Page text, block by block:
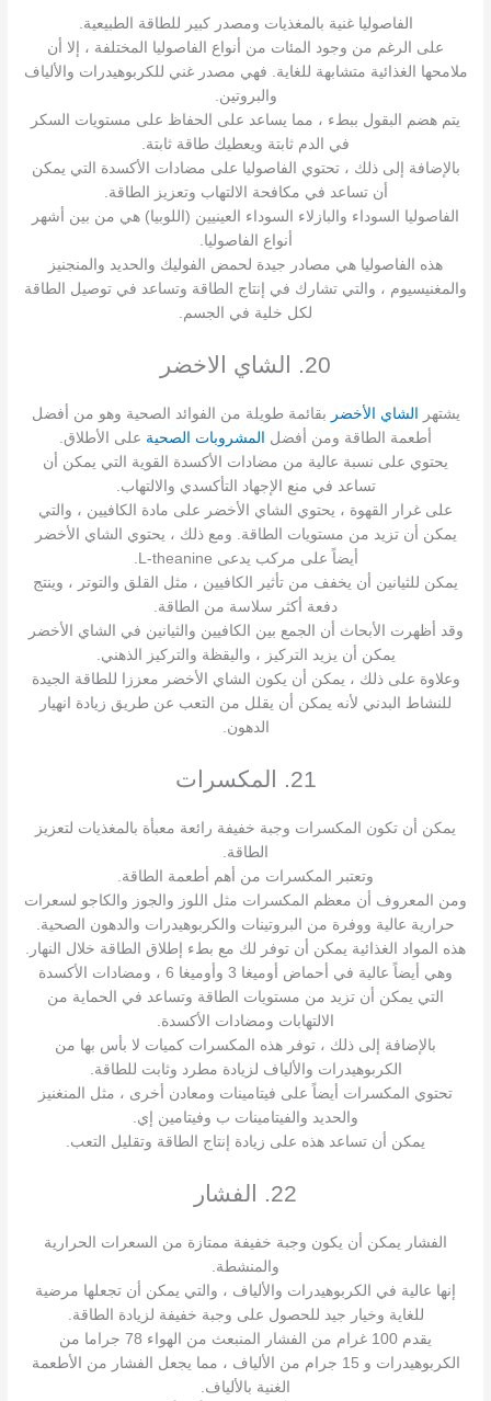
الفاصوليا غنية بالمغذيات ومصدر كبير للطاقة الطبيعية.
على الرغم من وجود المئات من أنواع الفاصوليا المختلفة ، إلا أن
ملامحها الغذائية متشابهة للغاية. فهي مصدر غني للكربوهيدرات والألياف
والبروتين.
يتم هضم البقول ببطء ، مما يساعد على الحفاظ على مستويات السكر
في الدم ثابتة ويعطيك طاقة ثابتة.
بالإضافة إلى ذلك ، تحتوي الفاصوليا على مضادات الأكسدة التي يمكن
أن تساعد في مكافحة الالتهاب وتعزيز الطاقة.
الفاصوليا السوداء والبازلاء السوداء العينيين (اللوبيا) هي من بين أشهر
أنواع الفاصوليا.
هذه الفاصوليا هي مصادر جيدة لحمض الفوليك والحديد والمنجنيز
والمغنيسيوم ، والتي تشارك في إنتاج الطاقة وتساعد في توصيل الطاقة
لكل خلية في الجسم.
20. الشاي الاخضر
يشتهر الشاي الأخضر بقائمة طويلة من الفوائد الصحية وهو من أفضل
أطعمة الطاقة ومن أفضل
المشروبات الصحية على الأطلاق.
يحتوي على نسبة عالية من مضادات الأكسدة القوية التي يمكن أن
تساعد في منع الإجهاد التأكسدي والالتهاب.
على غرار القهوة ، يحتوي الشاي الأخضر على مادة الكافيين ، والتي
يمكن أن تزيد من مستويات الطاقة. ومع ذلك ، يحتوي الشاي الأخضر
أيضاً على مركب يدعى L-theanine.
يمكن للثيانين أن يخفف من تأثير الكافيين ، مثل القلق والتوتر ، وينتج
دفعة أكثر سلاسة من الطاقة.
وقد أظهرت الأبحاث أن الجمع بين الكافيين والثيانين في الشاي الأخضر
يمكن أن يزيد التركيز ، واليقظة والتركيز الذهني.
وعلاوة على ذلك ، يمكن أن يكون الشاي الأخضر معززا للطاقة الجيدة
للنشاط البدني لأنه يمكن أن يقلل من التعب عن طريق زيادة انهيار
الدهون.
21. المكسرات
يمكن أن تكون المكسرات وجبة خفيفة رائعة معبأة بالمغذيات لتعزيز
الطاقة.
وتعتبر المكسرات من أهم أطعمة الطاقة.
ومن المعروف أن معظم المكسرات مثل اللوز والجوز والكاجو لسعرات
حرارية عالية ووفرة من البروتينات والكربوهيدرات والدهون الصحية.
هذه المواد الغذائية يمكن أن توفر لك مع بطء إطلاق الطاقة خلال النهار.
وهي أيضاً عالية في أحماض أوميغا 3 وأوميغا 6 ، ومضادات الأكسدة
التي يمكن أن تزيد من مستويات الطاقة وتساعد في الحماية من
الالتهابات ومضادات الأكسدة.
بالإضافة إلى ذلك ، توفر هذه المكسرات كميات لا بأس بها من
الكربوهيدرات والألياف لزيادة مطرد وثابت للطاقة.
تحتوي المكسرات أيضاً على فيتامينات ومعادن أخرى ، مثل المنغنيز
والحديد والفيتامينات ب وفيتامين إي.
يمكن أن تساعد هذه على زيادة إنتاج الطاقة وتقليل التعب.
22. الفشار
الفشار يمكن أن يكون وجبة خفيفة ممتازة من السعرات الحرارية
والمنشطة.
إنها عالية في الكربوهيدرات والألياف ، والتي يمكن أن تجعلها مرضية
للغاية وخيار جيد للحصول على وجبة خفيفة لزيادة الطاقة.
يقدم 100 غرام من الفشار المنبعث من الهواء 78 جراما من
الكربوهيدرات و 15 جرام من الألياف ، مما يجعل الفشار من الأطعمة
الغنية بالألياف.